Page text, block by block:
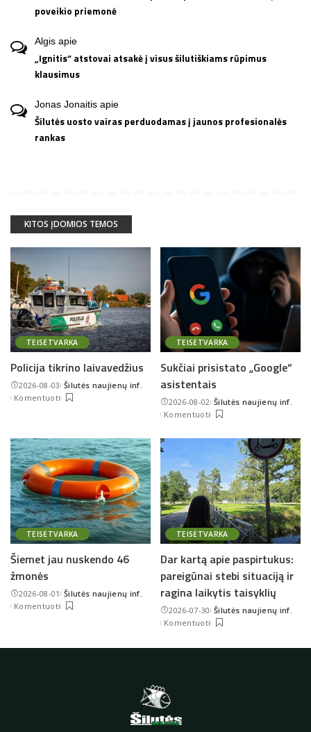
poveikio priemonė
Algis apie
„Ignitis“ atstovai atsakė į visus šilutiškiams rūpimus
klausimus
Jonas Jonaitis apie
Šilutės uosto vairas perduodamas į jaunos profesionalės
rankas
KITOS ĮDOMIOS TEMOS
TEISĖTVARKA
Policija tikrino laivavedžius
2026-08-03Posted
by
Šilutės naujienų inf.
Komentuoti
TEISĖTVARKA
Sukčiai prisistato „Google“
asistentais
2026-08-02Posted
by
Šilutės naujienų inf.
Komentuoti
TEISĖTVARKA
Šiemet jau nuskendo 46
žmonės
2026-08-01 Posted
by
Šilutės naujienų inf.
Komentuoti
TEISĖTVARKA
Dar kartą apie paspirtukus:
pareigūnai stebi situaciją ir
ragina laikytis taisyklių
2026-07-30Posted
by
Šilutės naujienų inf.
Komentuoti